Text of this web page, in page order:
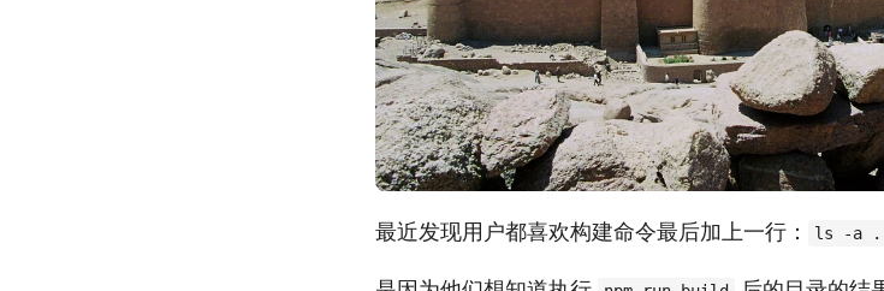
最近发现用户都喜欢构建命令最后加上一行： ls -a .